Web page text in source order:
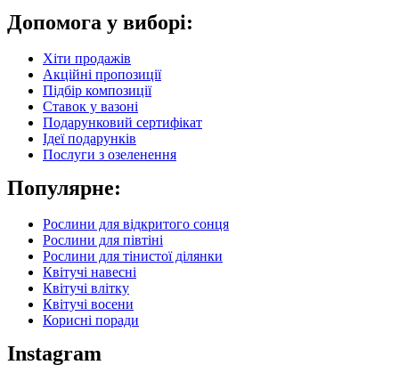
Допомога у виборі:
Хіти продажів
Акційні пропозиції
Підбір композиції
Ставок у вазоні
Подарунковий сертифікат
Ідеї подарунків
Послуги з озеленення
Популярне:
Рослини для відкритого сонця
Рослини для півтіні
Рослини для тінистої ділянки
Квітучі навесні
Квітучі влітку
Квітучі восени
Корисні поради
Instagram